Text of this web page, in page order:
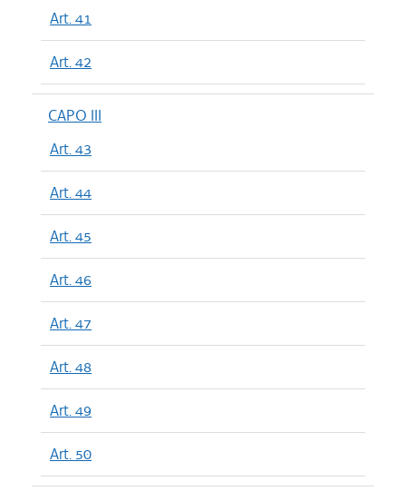
Art. 41
Art. 42
CAPO III
Art. 43
Art. 44
Art. 45
Art. 46
Art. 47
Art. 48
Art. 49
Art. 50